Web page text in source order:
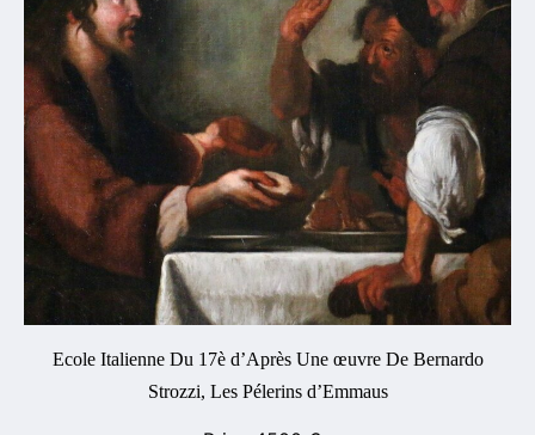
Ecole Italienne Du 17è d’Après Une œuvre De Bernardo
Strozzi, Les Pélerins d’Emmaus